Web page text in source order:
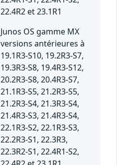
22.4R2 et 23.1R1
Junos OS gamme MX
versions antérieures à
19.1R3-S10, 19.2R3-S7,
19.3R3-S8, 19.4R3-S12,
20.2R3-S8, 20.4R3-S7,
21.1R3-S5, 21.2R3-S5,
21.2R3-S4, 21.3R3-S4,
21.4R3-S3, 21.4R3-S4,
22.1R3-S2, 22.1R3-S3,
22.2R3-S1, 22.3R3,
22.3R2-S1, 22.4R1-S2,